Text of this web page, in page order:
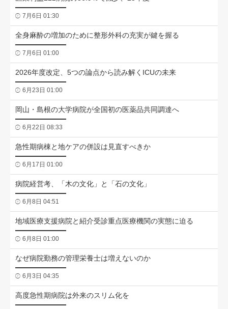
7月6日 01:30
全身麻酔の増加のために整形外科の充実が鍵を握る
7月6日 01:00
2026年度改定、5つの論点から読み解くICUの未来
6月23日 01:00
岡山・島根の大学病院が全国初の医薬品共同調達へ
6月22日 08:33
急性期病棟と地ケアの併設は見直すべきか
6月17日 01:00
病院経営考、「木の文化」と「石の文化」
6月8日 04:51
地域医療支援病院と紹介受診重点医療機関の実態に迫る
6月8日 01:00
なぜ病院勤務の管理栄養士は増えないのか
6月3日 04:35
高度急性期病院は外来のスリム化を